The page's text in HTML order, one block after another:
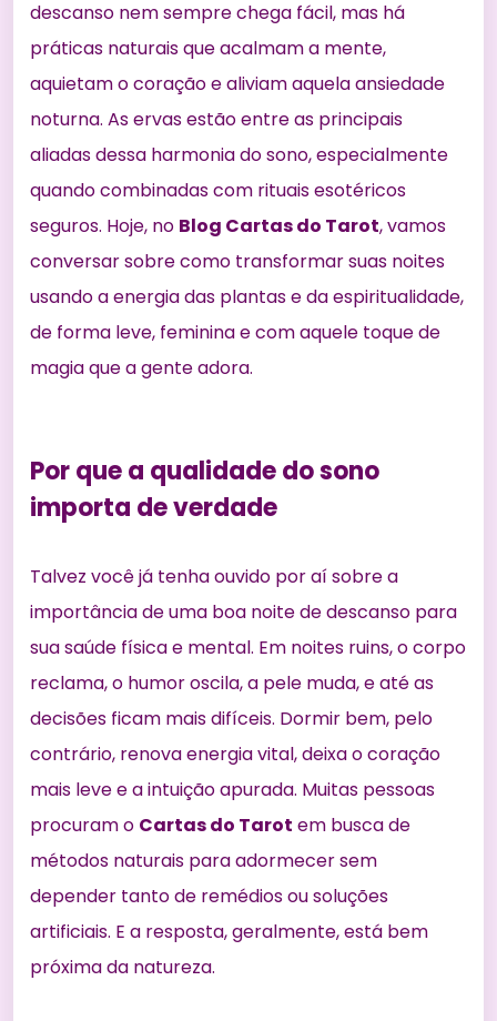
descanso nem sempre chega fácil, mas há
práticas naturais que acalmam a mente,
aquietam o coração e aliviam aquela ansiedade
noturna. As ervas estão entre as principais
aliadas dessa harmonia do sono, especialmente
quando combinadas com rituais esotéricos
seguros. Hoje, no Blog Cartas do Tarot, vamos
conversar sobre como transformar suas noites
usando a energia das plantas e da espiritualidade,
de forma leve, feminina e com aquele toque de
magia que a gente adora.
Por que a qualidade do sono
importa de verdade
Talvez você já tenha ouvido por aí sobre a
importância de uma boa noite de descanso para
sua saúde física e mental. Em noites ruins, o corpo
reclama, o humor oscila, a pele muda, e até as
decisões ficam mais difíceis. Dormir bem, pelo
contrário, renova energia vital, deixa o coração
mais leve e a intuição apurada. Muitas pessoas
procuram o Cartas do Tarot em busca de
métodos naturais para adormecer sem
depender tanto de remédios ou soluções
artificiais. E a resposta, geralmente, está bem
próxima da natureza.